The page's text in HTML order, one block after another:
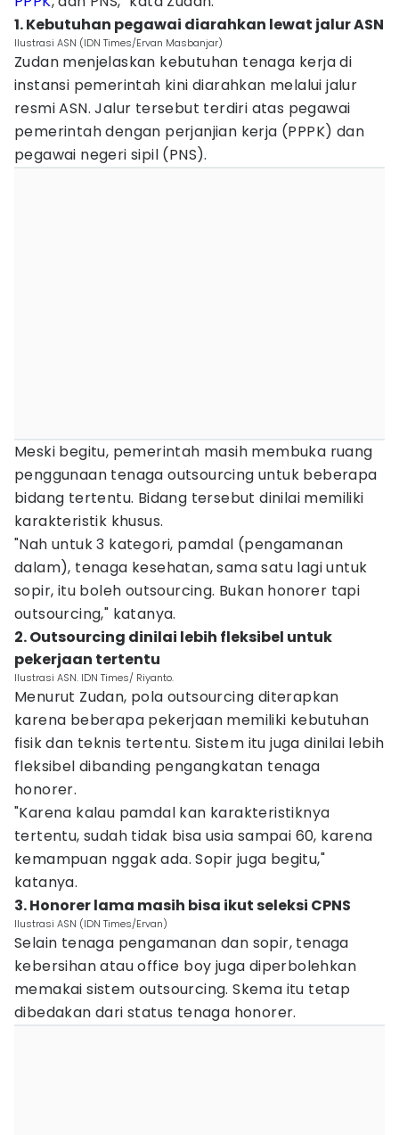
1. Kebutuhan pegawai diarahkan lewat jalur ASN
Ilustrasi ASN (IDN Times/Ervan Masbanjar)
Zudan menjelaskan kebutuhan tenaga kerja di
instansi pemerintah kini diarahkan melalui jalur
resmi ASN. Jalur tersebut terdiri atas pegawai
pemerintah dengan perjanjian kerja (PPPK) dan
pegawai negeri sipil (PNS).
Meski begitu, pemerintah masih membuka ruang
penggunaan tenaga outsourcing untuk beberapa
bidang tertentu. Bidang tersebut dinilai memiliki
karakteristik khusus.
"Nah untuk 3 kategori, pamdal (pengamanan
dalam), tenaga kesehatan, sama satu lagi untuk
sopir, itu boleh outsourcing. Bukan honorer tapi
outsourcing," katanya.
2. Outsourcing dinilai lebih fleksibel untuk
pekerjaan tertentu
Ilustrasi ASN. IDN Times/ Riyanto.
Menurut Zudan, pola outsourcing diterapkan
karena beberapa pekerjaan memiliki kebutuhan
fisik dan teknis tertentu. Sistem itu juga dinilai lebih
fleksibel dibanding pengangkatan tenaga
honorer.
"Karena kalau pamdal kan karakteristiknya
tertentu, sudah tidak bisa usia sampai 60, karena
kemampuan nggak ada. Sopir juga begitu,"
katanya.
3. Honorer lama masih bisa ikut seleksi CPNS
Ilustrasi ASN (IDN Times/Ervan)
Selain tenaga pengamanan dan sopir, tenaga
kebersihan atau office boy juga diperbolehkan
memakai sistem outsourcing. Skema itu tetap
dibedakan dari status tenaga honorer.